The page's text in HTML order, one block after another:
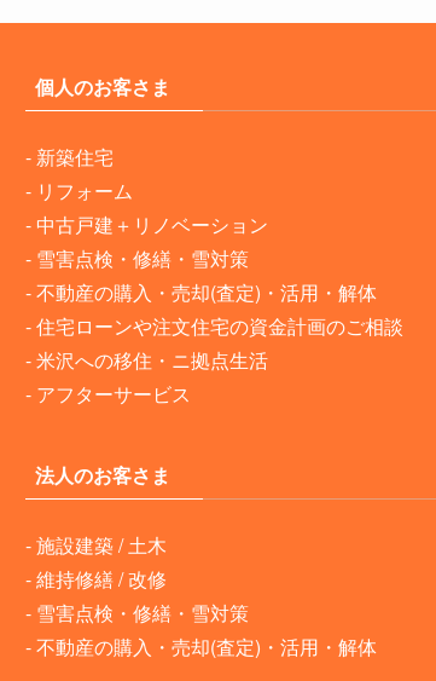
個人のお客さま